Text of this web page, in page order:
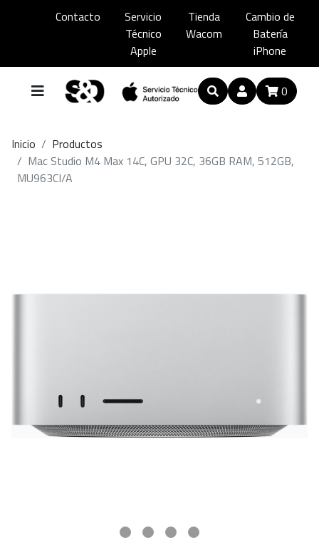
Contacto
Servicio
Técnico
Apple
Tienda
Wacom
Cambio de
Batería
iPhone
0
Inicio
Productos
Mac Studio M4 Max 14C, GPU 32C, 36GB RAM, 512GB,
MU963CI/A